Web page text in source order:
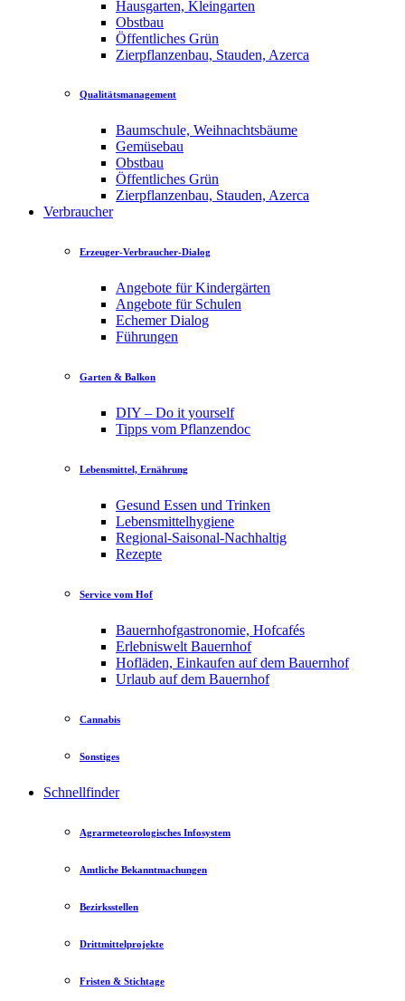
Hausgarten, Kleingarten
Obstbau
Öffentliches Grün
Zierpflanzenbau, Stauden, Azerca
Qualitätsmanagement
Baumschule, Weihnachtsbäume
Gemüsebau
Obstbau
Öffentliches Grün
Zierpflanzenbau, Stauden, Azerca
Verbraucher
Erzeuger-Verbraucher-Dialog
Angebote für Kindergärten
Angebote für Schulen
Echemer Dialog
Führungen
Garten & Balkon
DIY – Do it yourself
Tipps vom Pflanzendoc
Lebensmittel, Ernährung
Gesund Essen und Trinken
Lebensmittelhygiene
Regional-Saisonal-Nachhaltig
Rezepte
Service vom Hof
Bauernhofgastronomie, Hofcafés
Erlebniswelt Bauernhof
Hofläden, Einkaufen auf dem Bauernhof
Urlaub auf dem Bauernhof
Cannabis
Sonstiges
Schnellfinder
Agrarmeteorologisches Infosystem
Amtliche Bekanntmachungen
Bezirksstellen
Drittmittelprojekte
Fristen & Stichtage